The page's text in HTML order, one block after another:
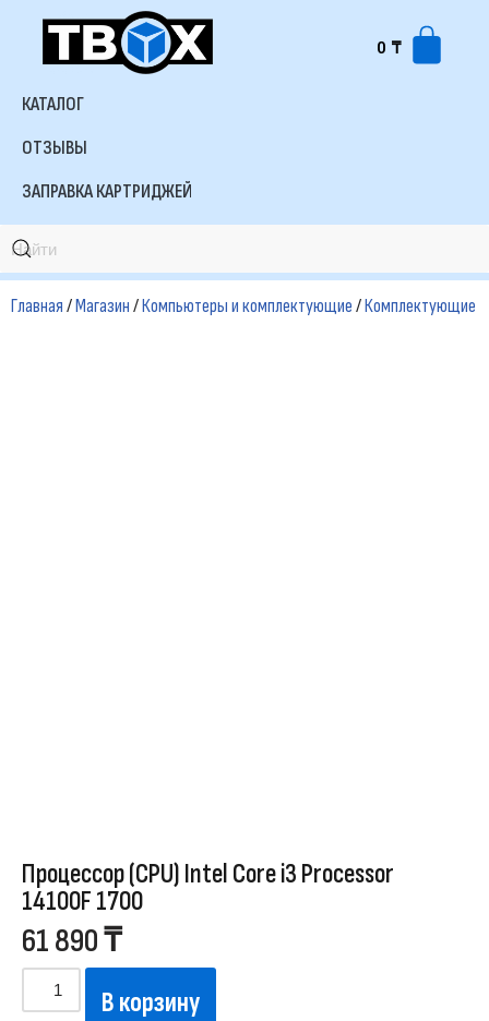
Перейти
содержимому
0 ₸
КАТАЛОГ
ОТЗЫВЫ
ЗАПРАВКА КАРТРИДЖЕЙ
Главная/Магазин/Компьютеры и комплектующие/Комплектующие
Процессор (CPU) Intel Core i3 Processor
14100F 1700
61 890₸
В корзину